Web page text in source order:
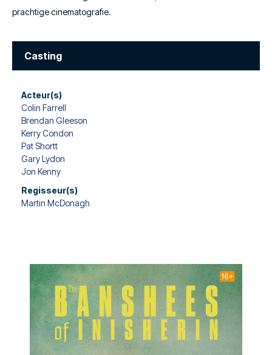
prachtige cinematografie.
Casting
Acteur(s)
Colin Farrell
Brendan Gleeson
Kerry Condon
Pat Shortt
Gary Lydon
Jon Kenny
Regisseur(s)
Martin McDonagh